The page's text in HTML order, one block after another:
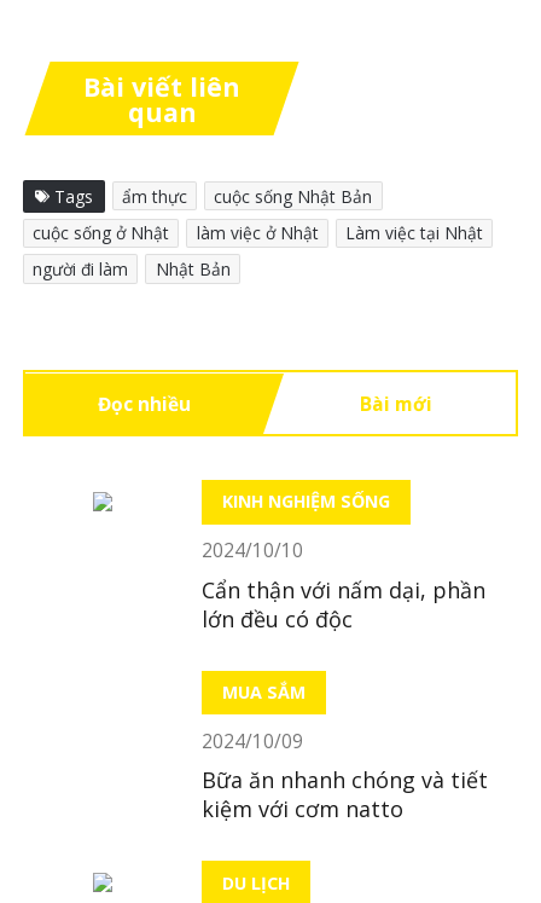
Bài viết liên
quan
Tags ẩm thực
cuộc sống Nhật Bản
cuộc sống ở Nhật
làm việc ở Nhật
Làm việc tại Nhật
người đi làm
Nhật Bản
Đọc nhiều Bài mới
KINH NGHIỆM SỐNG
2024/10/10
Cẩn thận với nấm dại, phần
lớn đều có độc
MUA SẮM
2024/10/09
Bữa ăn nhanh chóng và tiết
kiệm với cơm natto
DU LỊCH